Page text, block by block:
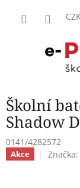
Školní
Shadow
0141/4282572
Akce Značka: